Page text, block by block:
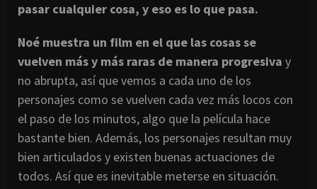
pasar cualquier cosa, y eso es lo que pasa.
Noé muestra un film en el que las cosas se
vuelven más y más raras de manera progresiva y
no abrupta, así que vemos a cada uno de los
personajes como se vuelven cada vez más locos con
el paso de los minutos, algo que la película hace
bastante bien. Además, los personajes resultan muy
bien articulados y existen buenas actuaciones de
todos. Así que es inevitable meterse en situación.